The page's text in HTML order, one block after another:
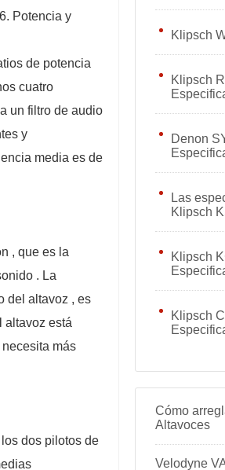
Potencia y
de potencia
cuatro
un filtro de audio
y
media es de
, que es la
. La
del altavoz , es
altavoz está
más
dos pilotos de
Klipsch
Klipsch
Denon
Las
Klipsch
Klipsch
Klipsch
Cómo
Altavoces
Velodyne